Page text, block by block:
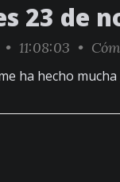
23 de
• 11:08:03 •
ha hecho mucha